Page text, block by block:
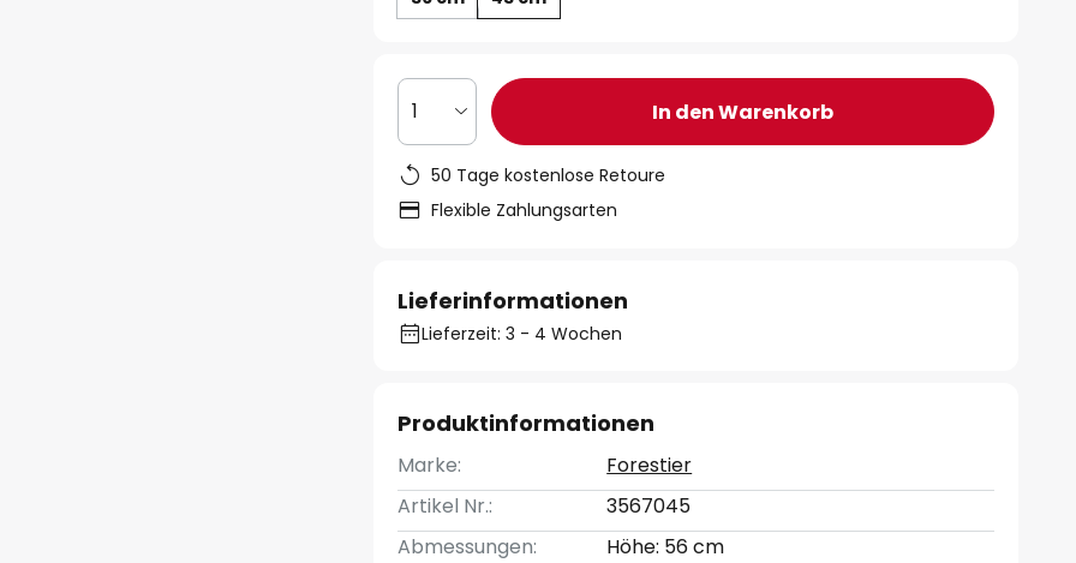
1 In den Warenkorb
50 Tage kostenlose Retoure
Flexible Zahlungsarten
Lieferinformationen
Lieferzeit: 3 - 4 Wochen
Produktinformationen
Marke:
Forestier
Artikel Nr.:
3567045
Abmessungen:
Höhe: 56 cm